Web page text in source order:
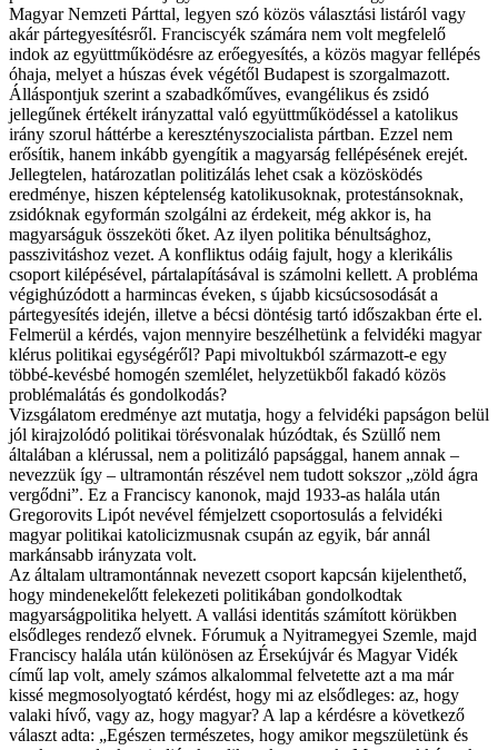
Magyar Nemzeti Párttal, legyen szó közös választási listáról vagy
akár párt­egyesítésről. Franciscyék számára nem volt megfelelő
indok az együttműködésre az erőegyesítés, a közös magyar fellépés
óhaja, melyet a húszas évek végétől Budapest is szorgalmazott.
Álláspontjuk szerint a szabadkőműves, evangélikus és zsidó
jellegűnek értékelt irányzattal való együttműködéssel a katolikus
irány szorul háttérbe a keresztényszocialista pártban. Ezzel nem
erősítik, hanem inkább gyengítik a magyarság fellépésének erejét.
Jellegtelen, határozatlan politizálás lehet csak a közösködés
eredménye, hiszen képtelenség katolikusoknak, protestánsoknak,
zsidóknak egyformán szolgálni az érdekeit, még akkor is, ha
magyarságuk összeköti őket. Az ilyen politika bénultsághoz,
passzivitáshoz vezet. A konfliktus odáig fajult, hogy a klerikális
csoport kilépésével, pártalapításával is számolni kellett. A probléma
végighúzódott a harmincas éveken, s újabb kicsúcsosodását a
pártegyesítés idején, illetve a bécsi döntésig tartó időszakban érte el.
Felmerül a kérdés, vajon mennyire beszélhetünk a felvidéki magyar
klérus politikai egységéről? Papi mivoltukból származott-e egy
többé-kevésbé homogén szemlélet, helyzetükből fakadó közös
problémalátás és gondolkodás?
Vizsgálatom eredménye azt mutatja, hogy a felvidéki papságon belül
jól kirajzolódó politikai törésvonalak húzódtak, és Szüllő nem
általában a klérussal, nem a politizáló papsággal, hanem annak –
nevezzük így – ultramontán részével nem tudott sokszor „zöld ágra
vergődni”. Ez a Franciscy kanonok, majd 1933-as halála után
Gregorovits Lipót nevével fémjelzett csoportosulás a felvidéki
magyar politikai katolicizmusnak csupán az egyik, bár annál
markánsabb irányzata volt.
Az általam ultramontánnak nevezett csoport kapcsán kijelenthető,
hogy mindenekelőtt felekezeti politikában gondolkodtak
magyarságpolitika helyett. A vallási identitás számított körükben
elsődleges rendező elvnek. Fórumuk a Nyitramegyei Szemle, majd
Franciscy halála után különösen az Érsekújvár és Magyar Vidék
című lap volt, amely számos alkalommal felvetette azt a ma már
kissé megmosolyogtató kérdést, hogy mi az elsődleges: az, hogy
valaki hívő, vagy az, hogy magyar? A lap a kérdésre a következő
választ adta: „Egészen természetes, hogy amikor megszületünk és